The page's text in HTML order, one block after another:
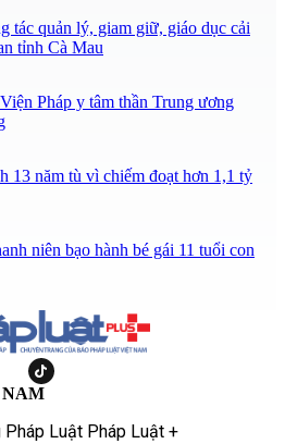
tác quản lý, giam giữ, giáo dục cải
tỉnh Cà Mau
Pháp y tâm thần Trung ương
13 năm tù vì chiếm đoạt hơn 1,1 tỷ
niên bạo hành bé gái 11 tuổi con
NAM
Pháp Luật Pháp Luật +